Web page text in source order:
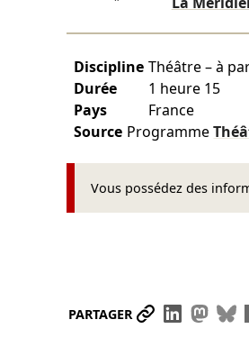
Discipline Théâtre – à
Durée
1 heure 15
Pays
France
Source Programme
Vous possédez des
PARTAGER Partager le